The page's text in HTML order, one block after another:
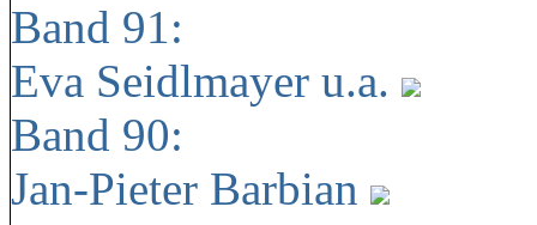
Band 91:
Eva Seidlmayer u.a.
Band 90:
Jan-Pieter Barbian